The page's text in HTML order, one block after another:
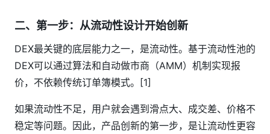
二、第一步：从流动性设计开始创新
DEX最关键的底层能力之一，是流动性。基于流动性池的
DEX可以通过算法和自动做市商（AMM）机制实现报
价，不依赖传统订单簿模式。[1]
如果流动性不足，用户就会遇到滑点大、成交差、价格不
稳定等问题。因此，产品创新的第一步，是让流动性更容